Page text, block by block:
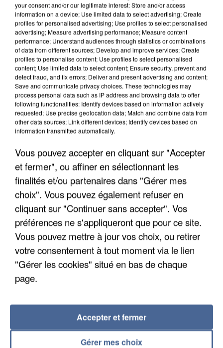
APRÈS TOUTES CES CANICULES, LES REFUGES
L’UN DES FONDATEURS SUPPOSÉS DE LA DZ
MAFIA INTERPELLÉ EN ALGÉRIE
your consent and/or our legitimate interest: Store and/or access
information on a device; Use limited data to select advertising; Create
profiles for personalised advertising; Use profiles to select personalised
advertising; Measure advertising performance; Measure content
performance; Understand audiences through statistics or combinations
of data from different sources; Develop and improve services; Create
profiles to personalise content; Use profiles to select personalised
content; Use limited data to select content; Ensure security, prevent and
detect fraud, and fix errors; Deliver and present advertising and content;
Save and communicate privacy choices. These technologies may
process personal data such as IP address and browsing data to offer
following functionalities: Identify devices based on information actively
requested; Use precise geolocation data; Match and combine data from
other data sources; Link different devices; Identify devices based on
information transmitted automatically.
Vous pouvez accepter en cliquant sur "Accepter
et fermer", ou affiner en sélectionnant les
finalités et/ou partenaires dans "Gérer mes
choix". Vous pouvez également refuser en
cliquant sur "Continuer sans accepter". Vos
préférences ne s'appliqueront que pour ce site.
Vous pouvez mettre à jour vos choix, ou retirer
votre consentement à tout moment via le lien
"Gérer les cookies" situé en bas de chaque
page.
Gérer mes choix
Accepter et fermer